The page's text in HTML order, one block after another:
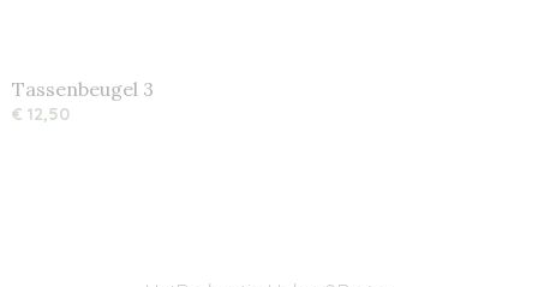
Tassenbeugel 3
€ 12,50